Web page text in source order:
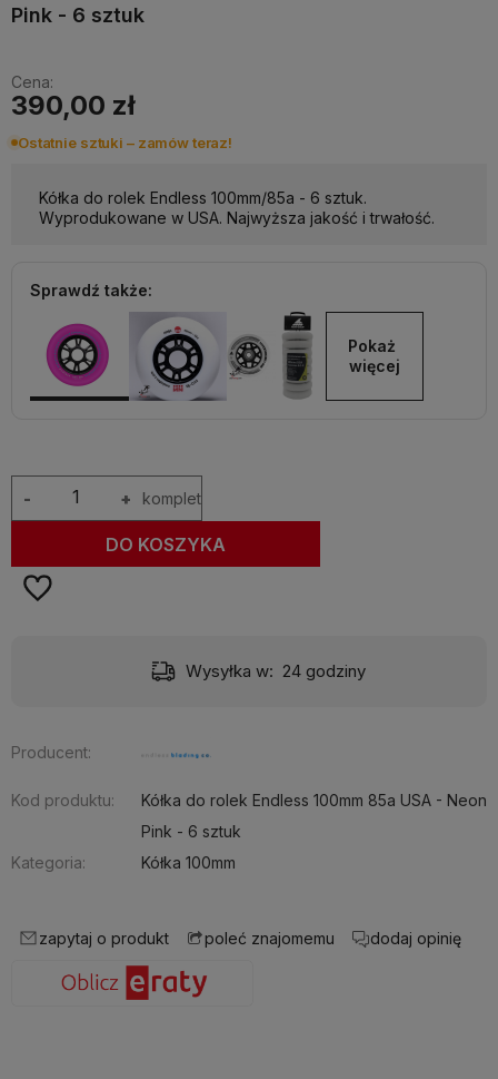
Pink - 6 sztuk
Cena:
390,00 zł
Ostatnie sztuki – zamów teraz!
Kółka do rolek Endless 100mm/85a - 6 sztuk.
Wyprodukowane w USA. Najwyższa jakość i trwałość.
Sprawdź także:
Pokaż
więcej
+
- komplet
DO KOSZYKA
Wysyłka w: 24 godziny
Producent:
Kod produktu:
Kółka do rolek Endless 100mm 85a USA - Neon
Pink - 6 sztuk
Kategoria:
Kółka 100mm
zapytaj o produkt poleć znajomemu dodaj opinię